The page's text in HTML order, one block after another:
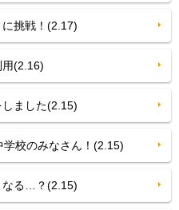
挑戦！(2.17)
(2.16)
ました(2.15)
校のみなさん！(2.15)
る…？(2.15)